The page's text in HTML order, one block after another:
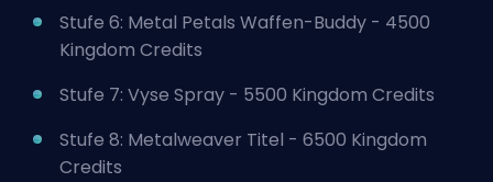
Stufe 6: Metal Petals Waffen-Buddy - 4500
Kingdom Credits
Stufe 7: Vyse Spray - 5500 Kingdom Credits
Stufe 8: Metalweaver Titel - 6500 Kingdom
Credits